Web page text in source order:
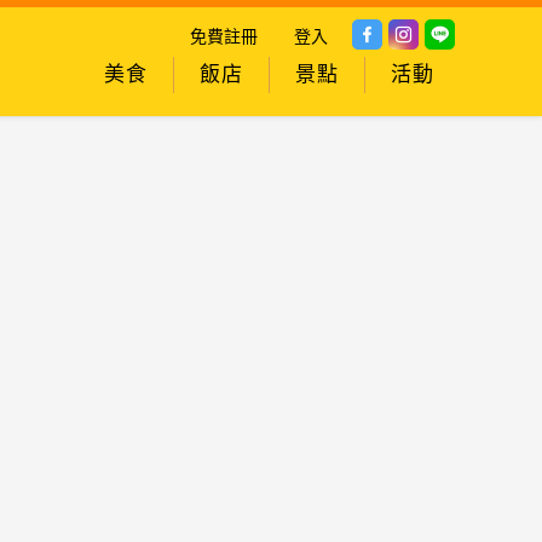
免費註冊 登入
美食 飯店 景點 活動